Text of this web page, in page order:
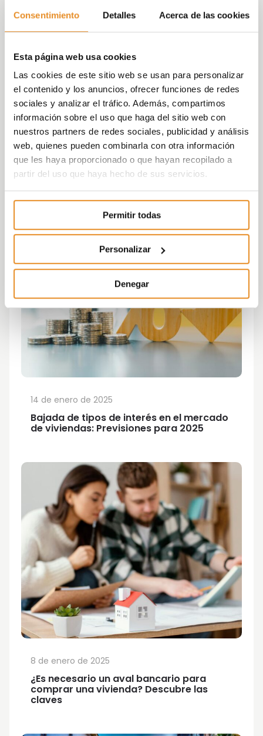
Consentimiento Detalles Acerca de las cookies
Esta página web usa cookies
Las cookies de este sitio web se usan para personalizar
el contenido y los anuncios, ofrecer funciones de redes
sociales y analizar el tráfico. Además, compartimos
información sobre el uso que haga del sitio web con
nuestros partners de redes sociales, publicidad y análisis
web, quienes pueden combinarla con otra información
que les haya proporcionado o que hayan recopilado a
partir del uso que haya hecho de sus servicios.
Permitir todas
Personalizar
Denegar
Bajada de tipos de interés en el mercado
de viviendas: Previsiones para 2025
14 de enero de 2025
¿Es necesario un aval bancario para
comprar una vivienda? Descubre las
claves
8 de enero de 2025